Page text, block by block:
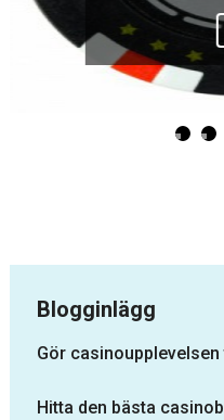
Blogginlägg
Gör
Hitta den bästa